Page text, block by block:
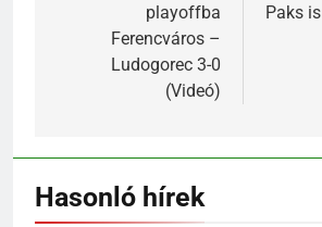
playoffba
Ferencváros –
Ludogorec 3-0
(Videó)
Paks is
Hasonló hírek